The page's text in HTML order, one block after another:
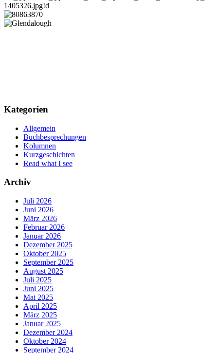
Kategorien
Allgemein
Buchbesprechungen
Kolumnen
Kurzgeschichten
Read what I see
Archiv
Juli 2026
Juni 2026
März 2026
Februar 2026
Januar 2026
Dezember 2025
Oktober 2025
September 2025
August 2025
Juli 2025
Juni 2025
Mai 2025
April 2025
März 2025
Januar 2025
Dezember 2024
Oktober 2024
September 2024